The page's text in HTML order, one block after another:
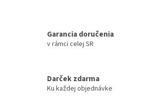
Garancia doručenia
v rámci celej SR
Darček zdarma
Ku každej objednávke